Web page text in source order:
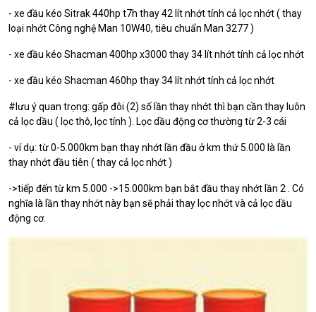
- xe đầu kéo Sitrak 440hp t7h thay 42 lít nhớt tính cả lọc nhớt ( thay
loại nhớt Công nghệ Man 10W40, tiêu chuẩn Man 3277 )
- xe đầu kéo Shacman 400hp x3000 thay 34 lít nhớt tính cả lọc nhớt
- xe đầu kéo Shacman 460hp thay 34 lít nhớt tính cả lọc nhớt
#lưu ý quan trọng: gấp đôi (2) số lần thay nhớt thì bạn cần thay luôn
cả lọc dầu ( lọc thô, lọc tính ). Lọc dầu động cơ thường từ 2-3 cái
- ví dụ: từ 0-5.000km bạn thay nhớt lần đầu ở km thứ 5.000 là lần
thay nhớt đầu tiên ( thay cả lọc nhớt )
->tiếp đến từ km 5.000 ->15.000km bạn bắt đầu thay nhớt lần 2 . Có
nghĩa là lần thay nhớt này bạn sẽ phải thay lọc nhớt và cả lọc dầu
động cơ.